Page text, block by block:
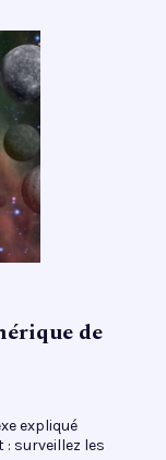
de
expliqué
surveillez les